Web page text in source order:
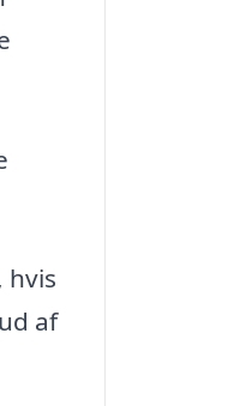
hvis
af